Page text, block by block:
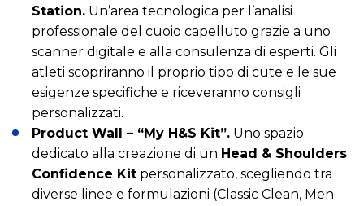
Station. Un’area tecnologica per l’analisi
professionale del cuoio capelluto grazie a uno
scanner digitale e alla consulenza di esperti. Gli
atleti scopriranno il proprio tipo di cute e le sue
esigenze specifiche e riceveranno consigli
personalizzati.
Product Wall – “My H&S Kit”. Uno spazio
dedicato alla creazione di un Head & Shoulders
Confidence Kit personalizzato, scegliendo tra
diverse linee e formulazioni (Classic Clean, Men